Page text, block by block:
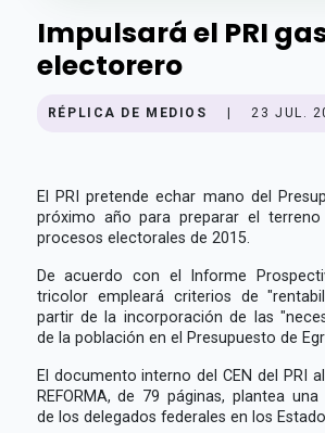
Impulsará el PRI
electorero
RÉPLICA DE MEDIOS 23 JUL.
El PRI pretende echar mano del
próximo año para preparar el
procesos electorales de 2015.
De acuerdo con el Informe
tricolor empleará criterios de
partir de la incorporación de las
de la población en el Presupuesto de
El documento interno del CEN del PRI
REFORMA, de 79 páginas, plantea
de los delegados federales en los